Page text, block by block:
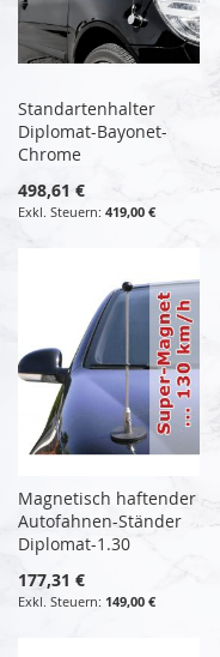
Standartenhalter
Diplomat-Bayonet-
Chrome
498,61 €
419,00 €
Magnetisch haftender
Autofahnen-Ständer
Diplomat-1.30
177,31 €
149,00 €